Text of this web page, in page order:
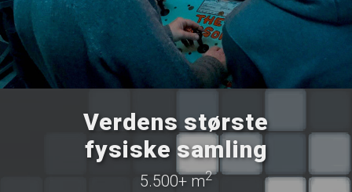
Verdens største
fysiske samling
5.500+ m2